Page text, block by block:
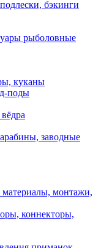
бэкинги
рыболовные
куканы
поды
заводные
монтажи,
коннекторы,